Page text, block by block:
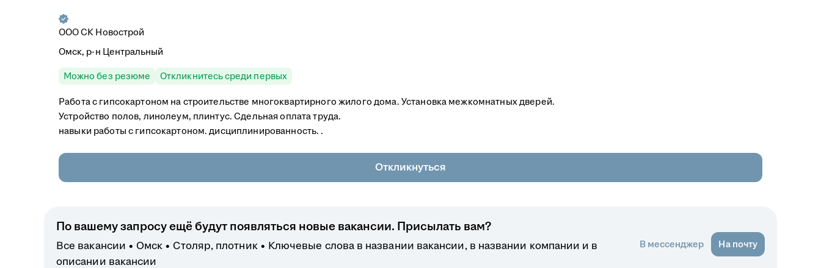
ООО СК Новострой
Омск, р-н Центральный
Можно без резюме Откликнитесь среди первых
Работа с гипсокартоном на строительстве многоквартирного жилого дома. Установка межкомнатных дверей.
Устройство полов, линолеум, плинтус. ​Сдельная оплата труда.
навыки работы с гипсокартоном. ​дисциплинированность. ​.
Откликнуться
По вашему запросу ещё будут появляться новые вакансии. Присылать вам?
Все вакансии Омск Столяр, плотник
Ключевые слова в названии вакансии, в названии компании и в
описании вакансии
В мессенджер На почту